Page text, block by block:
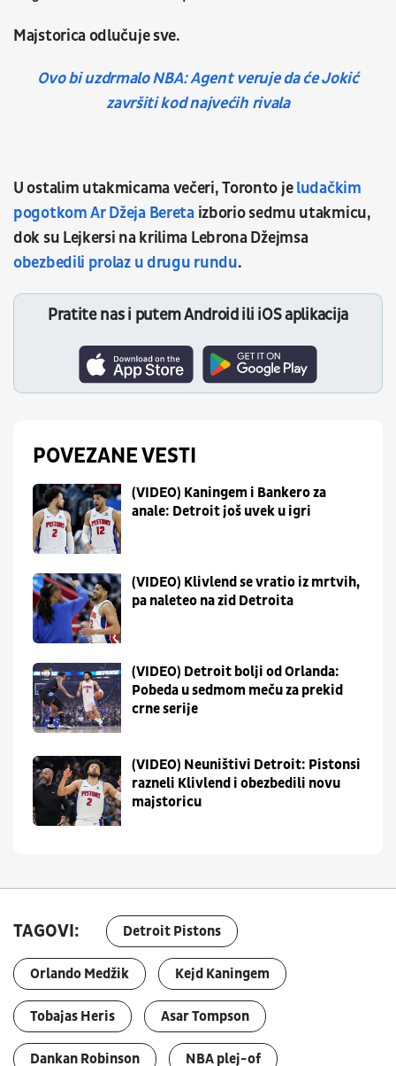
Majstorica odlučuje sve.
Ovo bi uzdrmalo NBA: Agent veruje da će Jokić
završiti kod najvećih rivala
U ostalim utakmicama večeri, Toronto jeludačkim
pogotkom Ar Džeja Beretaizborio sedmu utakmicu,
dok su Lejkersi na krilima Lebrona Džejmsa
obezbedili prolaz u drugu rundu.
Pratite nas i putem Android ili iOS aplikacija
POVEZANE VESTI
(VIDEO) Kaningem i Bankero za
anale: Detroit još uvek u igri
(VIDEO) Klivlend se vratio iz mrtvih,
pa naleteo na zid Detroita
(VIDEO) Detroit bolji od Orlanda:
Pobeda u sedmom meču za prekid
crne serije
(VIDEO) Neuništivi Detroit: Pistonsi
razneli Klivlend i obezbedili novu
majstoricu
TAGOVI: Detroit Pistons
Orlando Medžik Kejd Kaningem
Tobajas Heris Asar Tompson
Dankan Robinson NBA plej-of